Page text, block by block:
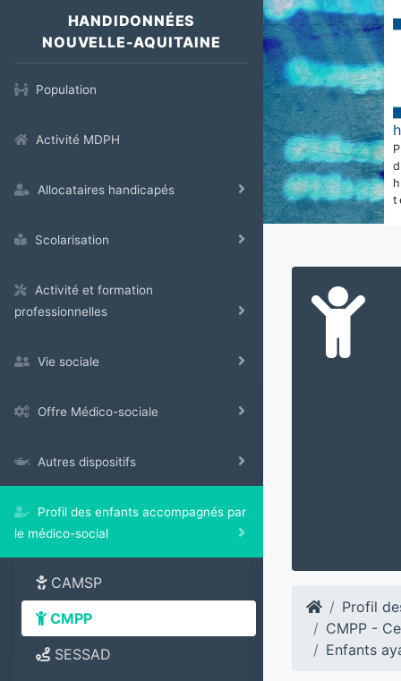
HANDIDONNÉES
NOUVELLE-AQUITAINE
Population
Activité MDPH
Allocataires handicapés
Scolarisation
Activité et formation
professionnelles
Vie sociale
Offre Médico-sociale
Autres dispositifs
Profil des enfants accompagnés par
le médico-social
CAMSP
CMPP
SESSAD
Profil
CMPP -
Enfants